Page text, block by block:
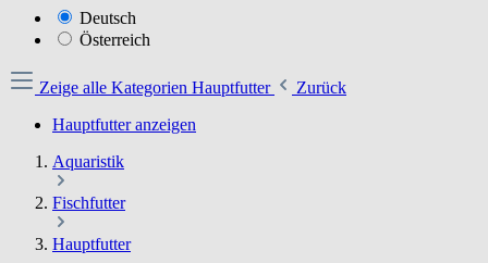
Deutsch
Österreich
Zeige alle Kategorien Hauptfutter
Zurück
Hauptfutter anzeigen
Aquaristik
Fischfutter
Hauptfutter